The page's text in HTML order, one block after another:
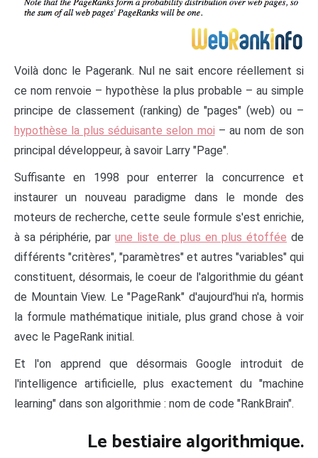
Voilà donc le Pagerank. Nul ne sait encore réellement si
ce nom renvoie – hypothèse la plus probable – au simple
principe de classement (ranking) de "pages" (web) ou –
hypothèse la plus séduisante selon moi – au nom de son
principal développeur, à savoir Larry "Page".
Suffisante en 1998 pour enterrer la concurrence et
instaurer un nouveau paradigme dans le monde des
moteurs de recherche, cette seule formule s'est enrichie,
à sa périphérie, par une liste de plus en plus étoffée de
différents "critères", "paramètres" et autres "variables" qui
constituent, désormais, le coeur de l'algorithmie du géant
de Mountain View. Le "PageRank" d'aujourd'hui n'a, hormis
la formule mathématique initiale, plus grand chose à voir
avec le PageRank initial.
Et l'on apprend que désormais Google introduit de
l'intelligence artificielle, plus exactement du "machine
learning" dans son algorithmie : nom de code "RankBrain".
Le bestiaire algorithmique.